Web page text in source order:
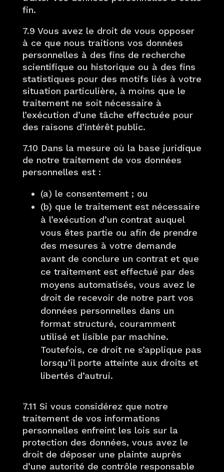
fin.
7.9 Vous avez le droit de vous opposer
à ce que nous traitions vos données
personnelles à des fins de recherche
scientifique ou historique ou à des fins
statistiques pour des motifs liés à votre
situation particulière, à moins que le
traitement ne soit nécessaire à
l’exécution d’une tâche effectuée pour
des raisons d’intérêt public.
7.10 Dans la mesure où la base juridique
de notre traitement de vos données
personnelles est :
(a) le consentement ; ou
(b) que le traitement est nécessaire
à l’exécution d’un contrat auquel
vous êtes partie ou afin de prendre
des mesures à votre demande
avant de conclure un contrat et que
ce traitement est effectué par des
moyens automatisés, vous avez le
droit de recevoir de notre part vos
données personnelles dans un
format structuré, couramment
utilisé et lisible par machine.
Toutefois, ce droit ne s’applique pas
lorsqu’il porte atteinte aux droits et
libertés d’autrui.
7.11 Si vous considérez que notre
traitement de vos informations
personnelles enfreint les lois sur la
protection des données, vous avez le
droit de déposer une plainte auprès
d’une autorité de contrôle responsable